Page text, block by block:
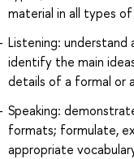
material in all types
Listening: understand
identify the main
details of a formal or
Speaking:
formats; formulate,
appropriate